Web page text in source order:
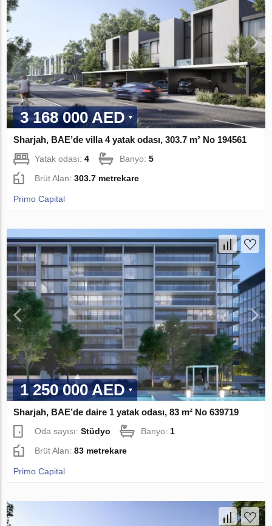
3 168 000 AED
Sharjah, BAE’de villa 4 yatak odası, 303.7 m² No 194561
Yatak odası:4 Banyo:5
Brüt Alan:303.7 metrekare
Primo Capital
1 250 000 AED
Sharjah, BAE’de daire 1 yatak odası, 83 m² No 639719
Oda sayısı:Stüdyo Banyo:1
Brüt Alan:83 metrekare
Primo Capital